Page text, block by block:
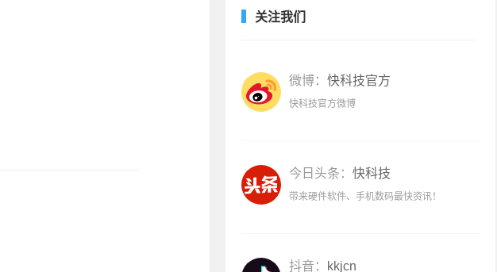
关注我们
微博： 快科技官方
快科技官方微博
今日头条： 快科技
带来硬件软件、手机数码最快资讯！
抖音： kkjcn